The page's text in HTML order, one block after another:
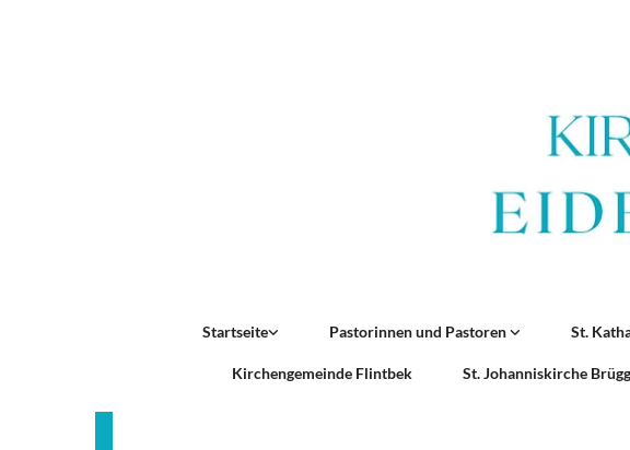
Startseite Pastorinnen und Pastoren St.
Kirchengemeinde Flintbek St. Johanniskirche